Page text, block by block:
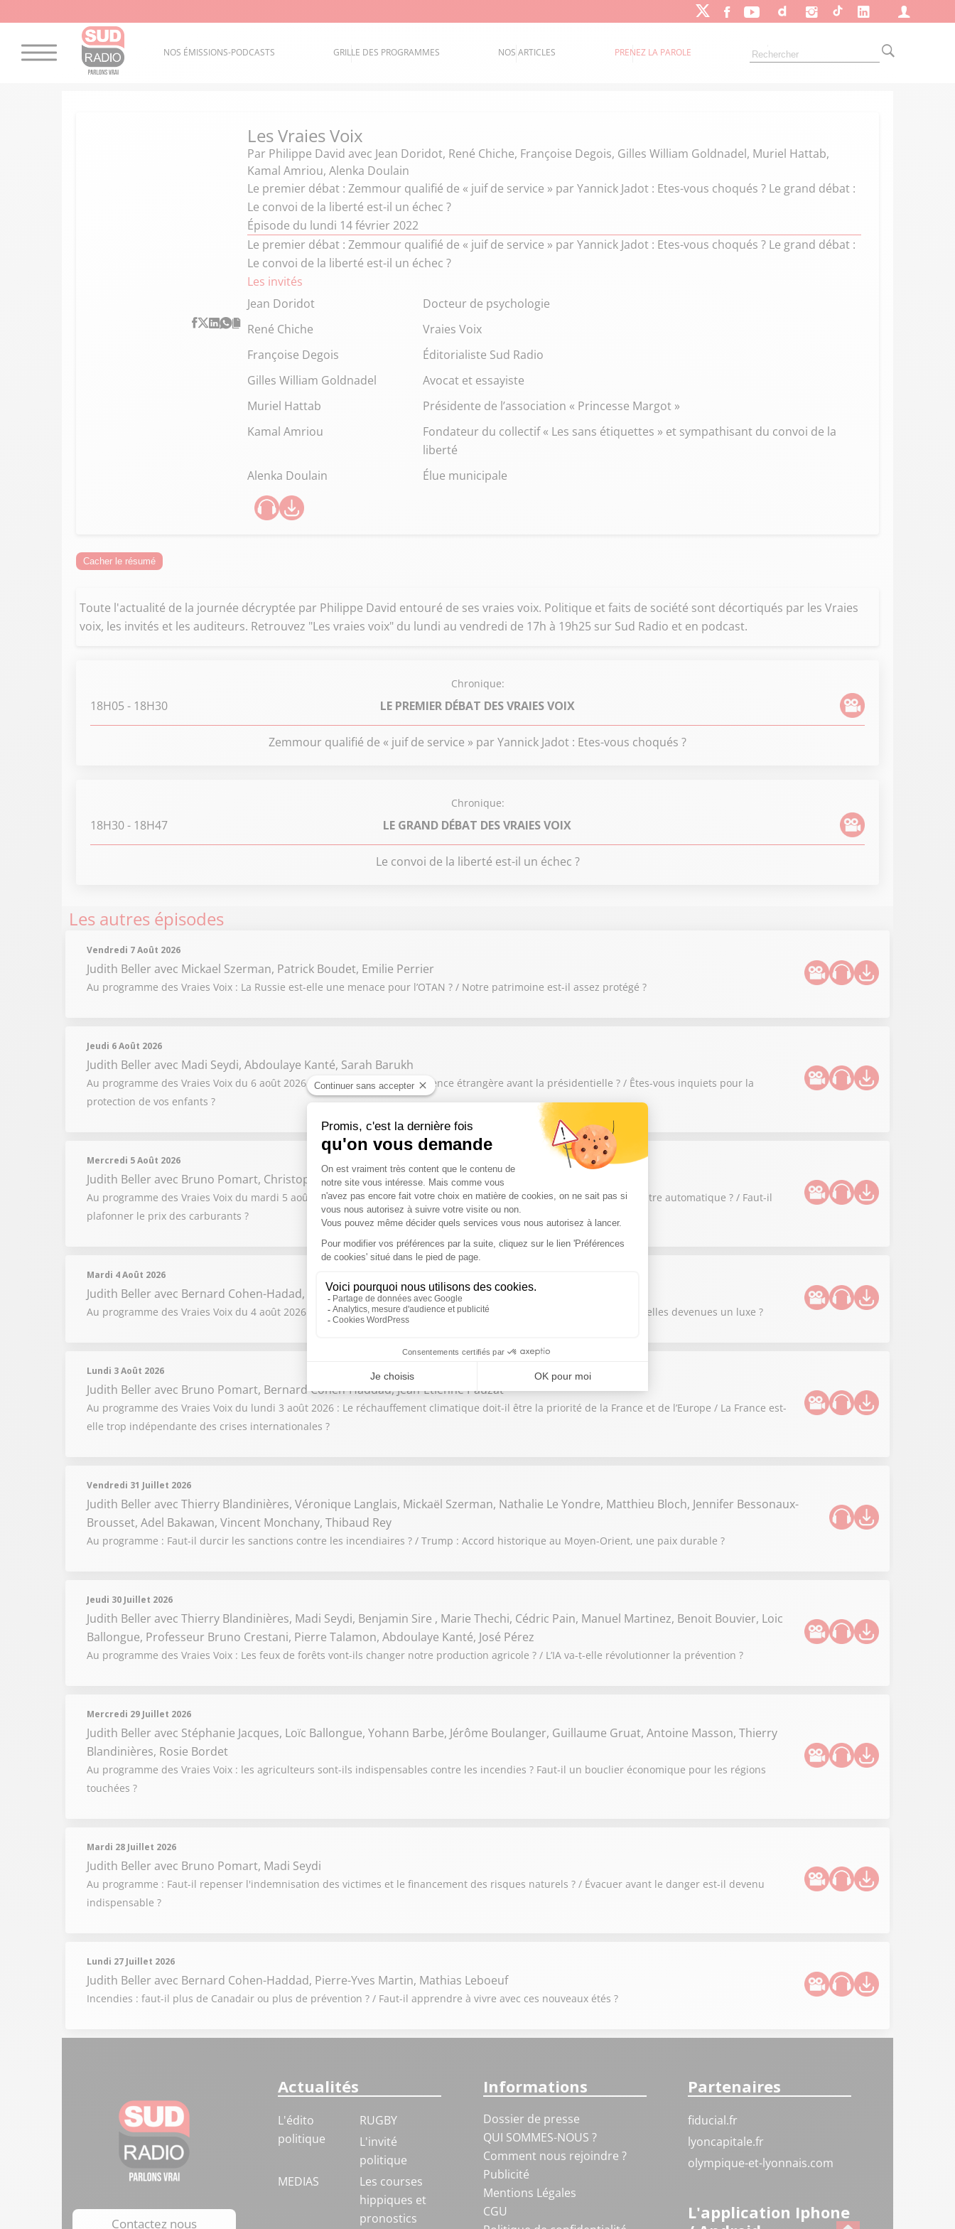
NOS ÉMISSIONS-PODCASTS GRILLE DES PROGRAMMES NOS ARTICLES PRENEZ LA PAROLE
Les Vraies Voix
Par Philippe David avec Jean Doridot, René Chiche, Françoise Degois, Gilles William Goldnadel, Muriel Hattab,
Kamal Amriou, Alenka Doulain
Le premier débat : Zemmour qualifié de « juif de service » par Yannick Jadot : Etes-vous choqués ? Le grand débat :
Le convoi de la liberté est-il un échec ?
Épisode du lundi 14 février 2022
Le premier débat : Zemmour qualifié de « juif de service » par Yannick Jadot : Etes-vous choqués ? Le grand débat :
Le convoi de la liberté est-il un échec ?
Les invités
Jean Doridot
Docteur de psychologie
René Chiche
Vraies Voix
Françoise Degois
Éditorialiste Sud Radio
Gilles William Goldnadel
Avocat et essayiste
Muriel Hattab
Présidente de l’association « Princesse Margot »
Kamal Amriou
Fondateur du collectif « Les sans étiquettes » et sympathisant du convoi de la
liberté
Alenka Doulain
Élue municipale
Cacher le résumé
Toute l'actualité de la journée décryptée par Philippe David entouré de ses vraies voix. Politique et faits de société sont décortiqués par les Vraies
voix, les invités et les auditeurs. Retrouvez "Les vraies voix" du lundi au vendredi de 17h à 19h25 sur Sud Radio et en podcast.
Chronique:
18H05 - 18H30 LE PREMIER DÉBAT DES VRAIES VOIX
Zemmour qualifié de « juif de service » par Yannick Jadot : Etes-vous choqués ?
Chronique:
18H30- 18H47 LE GRAND DÉBAT DES VRAIES VOIX
Le convoi de la liberté est-il un échec ?
Les autres épisodes
Vendredi 7 Août 2026
Judith Beller avec Mickael Szerman, Patrick Boudet, Emilie Perrier
Au programme des Vraies Voix : La Russie est-elle une menace pour l’OTAN ? / Notre patrimoine est-il assez protégé ?
Jeudi 6 Août 2026
Judith Beller avec Madi Seydi, Abdoulaye Kanté, Sarah Barukh
Au programme des Vraies Voix du 6 août 2026 : Craignez-vous une ingérence étrangère avant la présidentielle ? / Êtes-vous inquiets pour la
protection de vos enfants ?
Mercredi 5 Août 2026
Judith Beller avec Bruno Pomart, Christophe Rouillon, Sébastien Ménard
Au programme des Vraies Voix du mardi 5 août 2026 : Violences contre les femmes : la détention provisoire doit-elle être automatique ? / Faut-il
plafonner le prix des carburants ?
Mardi 4 Août 2026
Judith Beller avec Bernard Cohen-Hadad, Florence Rouas, Sébastien Ménard
Au programme des Vraies Voix du 4 août 2026 : Faut-il exclure l’Espagne de l’Union Européenne ? / Les vacances sont-elles devenues un luxe ?
Lundi 3 Août 2026
Judith Beller avec Bruno Pomart, Bernard Cohen-Haddad, Jean-Etienne Pauzat
Au programme des Vraies Voix du lundi 3 août 2026 : Le réchauffement climatique doit-il être la priorité de la France et de l’Europe / La France est-
elle trop indépendante des crises internationales ?
Vendredi 31 Juillet 2026
Judith Beller avec Thierry Blandinières, Véronique Langlais, Mickaël Szerman, Nathalie Le Yondre, Matthieu Bloch, Jennifer Bessonaux-
Brousset, Adel Bakawan, Vincent Monchany, Thibaud Rey
Au programme : Faut-il durcir les sanctions contre les incendiaires ? / Trump : Accord historique au Moyen-Orient, une paix durable ?
Jeudi 30 Juillet 2026
Judith Beller avec Thierry Blandinières, Madi Seydi, Benjamin Sire , Marie Thechi, Cédric Pain, Manuel Martinez, Benoit Bouvier, Loic
Ballongue, Professeur Bruno Crestani, Pierre Talamon, Abdoulaye Kanté, José Pérez
Au programme des Vraies Voix : Les feux de forêts vont-ils changer notre production agricole ? / L’IA va-t-elle révolutionner la prévention ?
Mercredi 29 Juillet 2026
Judith Beller avec Stéphanie Jacques, Loïc Ballongue, Yohann Barbe, Jérôme Boulanger, Guillaume Gruat, Antoine Masson, Thierry
Blandinières, Rosie Bordet
Au programme des Vraies Voix : les agriculteurs sont-ils indispensables contre les incendies ? Faut-il un bouclier économique pour les régions
touchées ?
Mardi 28 Juillet 2026
Judith Beller avec Bruno Pomart, Madi Seydi
Au programme : Faut-il repenser l'indemnisation des victimes et le financement des risques naturels ? / Évacuer avant le danger est-il devenu
indispensable ?
Lundi 27 Juillet 2026
Judith Beller avec Bernard Cohen-Haddad, Pierre-Yves Martin, Mathias Leboeuf
Incendies : faut-il plus de Canadair ou plus de prévention ? / Faut-il apprendre à vivre avec ces nouveaux étés ?
Contactez nous
Actualités
L'édito
politique
RUGBY
L'invité
politique
MEDIAS
Les courses
hippiques et
pronostics
Informations
Dossier de presse
QUI SOMMES-NOUS ?
Comment nous rejoindre ?
Publicité
Mentions Légales
CGU
Partenaires
fiducial.fr
lyoncapitale.fr
olympique-et-lyonnais.com
L'application Iphone